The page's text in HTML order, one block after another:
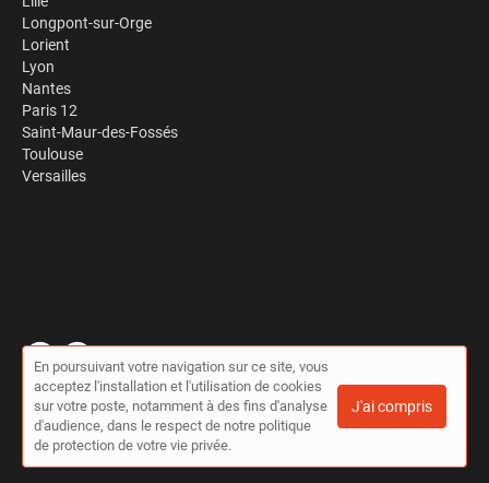
Longpont-sur-Orge
Lorient
Lyon
Nantes
Paris 12
Saint-Maur-des-Fossés
Toulouse
Versailles
© Travaux à la pelle 2026 |Plan du site|Mon compte
Contact
Conditions générales d'utilisation|Politique de confidentialité
Cet annuaire a été créé avec ❤ par
En poursuivant votre navigation sur ce site, vous
acceptez l'installation et l'utilisation de cookies
sur votre poste, notamment à des fins d'analyse
d'audience, dans le respect de notre politique
de protection de votre vie privée.
J'ai compris